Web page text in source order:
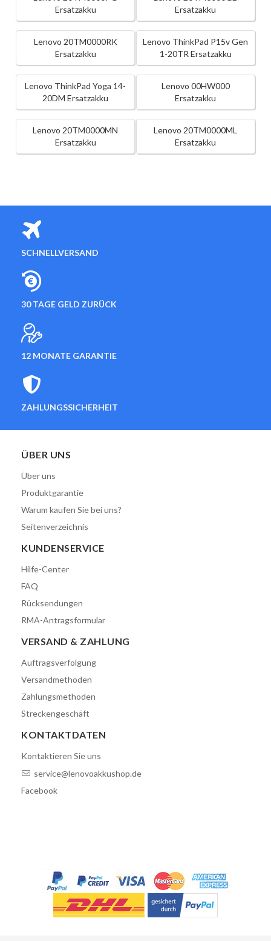
Ersatzakku
Ersatzakku
Lenovo 20TM0000RK
Ersatzakku
Lenovo ThinkPad P15v Gen
1-20TR Ersatzakku
Lenovo ThinkPad Yoga 14-
20DM Ersatzakku
Lenovo 00HW000
Ersatzakku
Lenovo 20TM0000MN
Ersatzakku
Lenovo 20TM0000ML
Ersatzakku
SCHNELLVERSAND
30 TAGE GELD ZURÜCK
12 MONATE GARANTIE
ZAHLUNGSSICHERHEIT
ÜBER UNS
Über uns
Produktgarantie
Warum kaufen Sie bei uns?
Seitenverzeichnis
KUNDENSERVICE
Hilfe-Center
FAQ
Rücksendungen
RMA-Antragsformular
VERSAND & ZAHLUNG
Auftragsverfolgung
Versandmethoden
Zahlungsmethoden
Streckengeschäft
KONTAKTDATEN
Kontaktieren Sie uns
service@lenovoakkushop.de
Facebook